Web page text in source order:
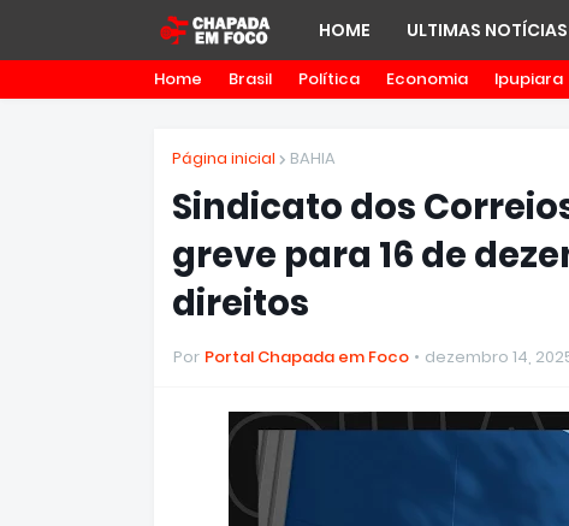
HOME ULTIMAS NOTÍCIAS
Home Brasil Política Economia Ipupiara
Página inicial BAHIA
Sindicato dos
greve para 16 de
direitos
Por Portal Chapada em Foco dezembro 14,